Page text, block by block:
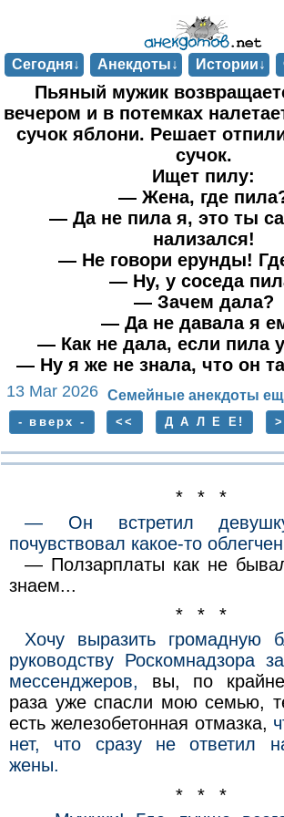
Сегодня↓ Анекдоты↓ Истории↓
Пьяный мужик
вечером и в потемках
сучок яблони. Решает
сучок.
Ищет пилу:
— Жена, где
— Да не пила я, это ты
нализался!
— Не говори ерунды!
— Ну, у соседа
— Зачем дала?
— Да не давала я
— Как не дала, если пила
— Ну я же не знала, что он
13 Mar 2026 Семейные анекдоты
- вверх - << Д А Л Е Е!
* * *
— Он встретил
почувствовал какое-то
— Ползарплаты как не
знаем...
* * *
Хочу выразить громадную
руководству Роскомнадзора
мессенджеров, вы, по
раза уже спасли мою семью,
есть железобетонная отмазка,
нет, что сразу не ответил
жены.
* * *